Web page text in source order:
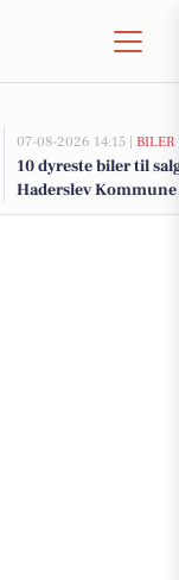
07-08-2026 14:15 | BILER
10 dyreste biler til
Haderslev Kommune